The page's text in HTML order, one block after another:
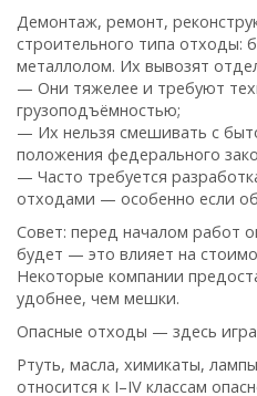
Демонтаж, ремонт,
строительного типа отходы:
металлолом. Их вывозят
— Они тяжелее и требуют
грузоподъёмностью;
— Их нельзя смешивать с
положения федерального
— Часто требуется
отходами — особенно если
Совет: перед началом работ
будет — это влияет на
Некоторые компании
удобнее, чем мешки.
Опасные отходы — здесь
Ртуть, масла, химикаты,
относится к I–IV классам